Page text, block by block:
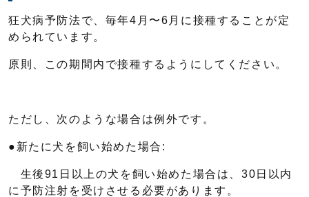
狂犬病予防法で、毎年4月〜6月に接種することが定
められています。
原則、この期間内で接種するようにしてください。
ただし、次のような場合は例外です。
●新たに犬を飼い始めた場合:
生後91日以上の犬を飼い始めた場合は、30日以内
に予防注射を受けさせる必要があります。